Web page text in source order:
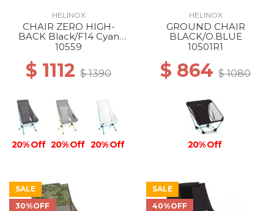
HELINOX
CHAIR ZERO HIGH-
BACK Black/F14 Cyan
Blue
10559
$ 1112 $ 1390
20% Off 20% Off 20% Off
HELINOX
GROUND CHAIR
BLACK/O.BLUE
10501R1
$ 864 $ 1080
20% Off
SALE
30%OFF
SALE
40%OFF